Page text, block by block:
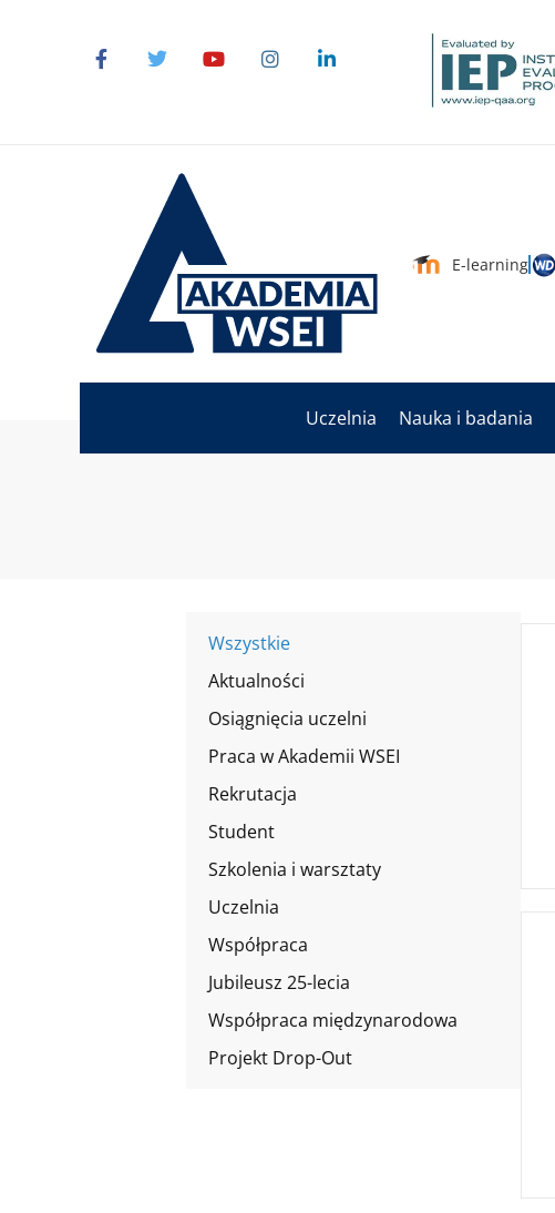
E-learning
Uczelnia Nauka i badania
Wszystkie
Aktualności
Osiągnięcia uczelni
Praca w Akademii WSEI
Rekrutacja
Student
Szkolenia i warsztaty
Uczelnia
Współpraca
Jubileusz 25-lecia
Współpraca międzynarodowa
Projekt Drop-Out